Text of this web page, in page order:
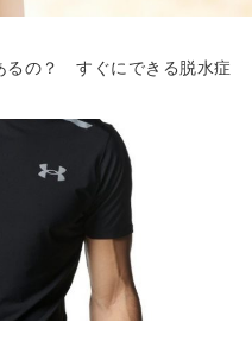
るの？ すぐにできる脱水症